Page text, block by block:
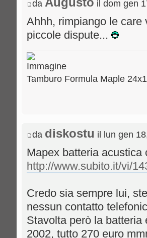
da il dom gen
Ahhh, rimpiango le care
piccole dispute...
Tamburo Formula Maple
da diskostu il lun gen
Mapex batteria acustica
http://www.subito.it/vi/
Credo sia sempre lui,
nessun contatto
Stavolta però la
2002, tutto 270 euro